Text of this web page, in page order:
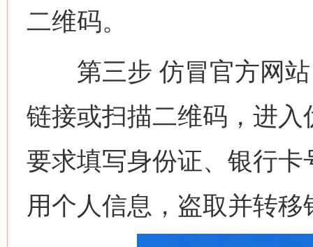
二维码。
第三步 仿冒官方网站
链接或扫描二维码，进
要求填写身份证、银行
用个人信息，盗取并转移